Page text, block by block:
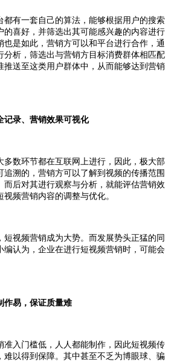
有一套自己的算法，能够根据用户的搜索
的喜好，并筛选出其可能感兴趣的内容进行
也是如此，营销方可以和平台进行合作，通
分析，筛选出与营销方目标消费群体相匹配
推送至这类用户群体中，从而能够达到营销
记录、营销效果可视化
数环节都在互联网上进行，因此，极大部
追溯的，营销方可以了解到视频的传播范围
而后对其进行观察与分析，就能评估营销效
频营销内容的调整与优化。
视频营销成为大势。而发展势头正猛的同
编认为，企业在进行短视频营销时，可能会
易，保证质量难
入门槛低，人人都能制作，因此短视频传
难以得到保障。其中甚至不乏为博眼球、骗